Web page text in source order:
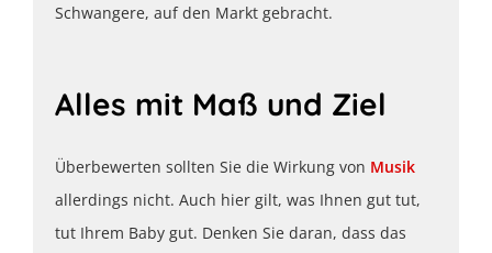
Schwangere, auf den Markt gebracht.
Alles mit Maß und Ziel
Überbewerten sollten Sie die Wirkung von Musik
allerdings nicht. Auch hier gilt, was Ihnen gut tut,
tut Ihrem Baby gut. Denken Sie daran, dass das